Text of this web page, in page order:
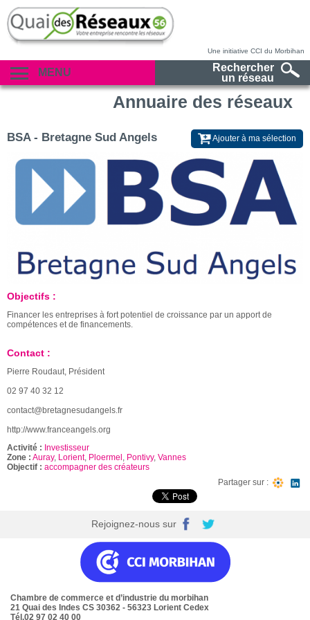
Une initiative CCI du Morbihan
MENU
Rechercher
un réseau
Annuaire des réseaux
Ajouter à ma sélection
BSA - Bretagne Sud Angels
Objectifs :
Financer les entreprises à fort potentiel de croissance par un apport de
compétences et de financements.
Contact :
Pierre Roudaut, Président
02 97 40 32 12
contact@bretagnesudangels.fr
http://www.franceangels.org
Activité : Investisseur
Zone : Auray, Lorient, Ploermel, Pontivy, Vannes
Objectif : accompagner des créateurs
Partager sur :
Rejoignez-nous sur
Chambre de commerce et d’industrie du morbihan
21 Quai des Indes CS 30362 - 56323 Lorient Cedex
Tél.02 97 02 40 00